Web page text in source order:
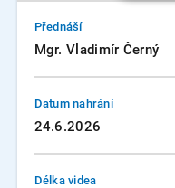
Přednáší
Mgr. Vladimír Černý
Datum nahrání
24.6.2026
Délka videa